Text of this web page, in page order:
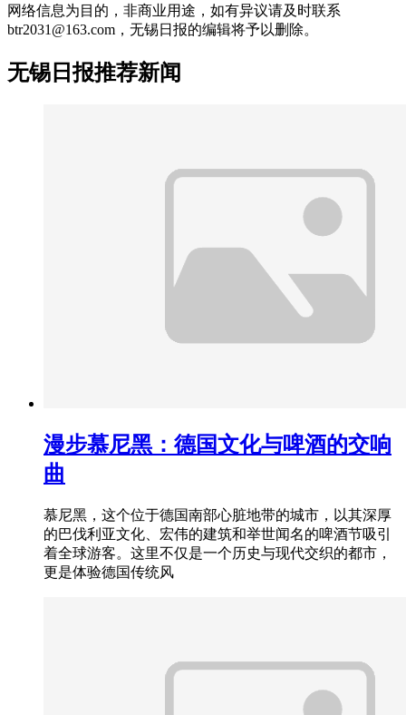
网络信息为目的，非商业用途，如有异议请及时联系
btr2031@163.com，无锡日报的编辑将予以删除。
无锡日报推荐新闻
漫步慕尼黑：德国文化与啤酒的交响
曲
慕尼黑，这个位于德国南部心脏地带的城市，以其深厚
的巴伐利亚文化、宏伟的建筑和举世闻名的啤酒节吸引
着全球游客。这里不仅是一个历史与现代交织的都市，
更是体验德国传统风